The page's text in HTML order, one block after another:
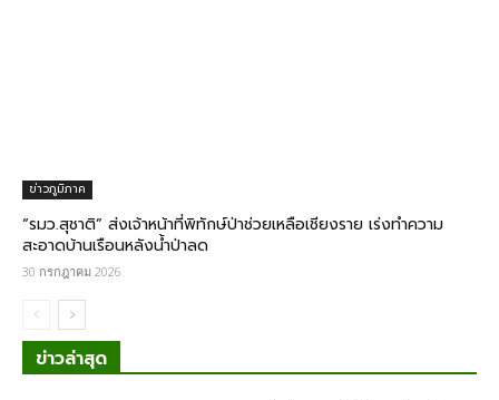
ข่าวภูมิภาค
“รมว.สุชาติ” ส่งเจ้าหน้าที่พิทักษ์ป่าช่วยเหลือเชียงราย เร่งทำความ
สะอาดบ้านเรือนหลังน้ำป่าลด
30 กรกฎาคม 2026
ข่าวล่าสุด